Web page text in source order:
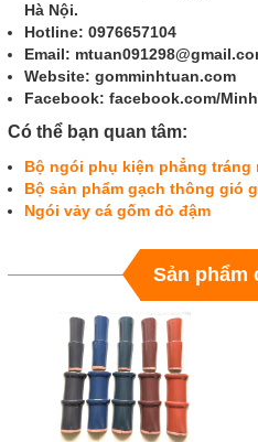
Hà Nội.
Hotline: 0976657104
Email:
Website: gomminhtuan.com
Facebook: facebook.com/
Có thể bạn quan tâm:
Bộ ngói phụ kiện phẳng tráng
Bộ sản phẩm gạch thông gió
Ngói vảy cá gốm đỏ đậm
Sản phẩm